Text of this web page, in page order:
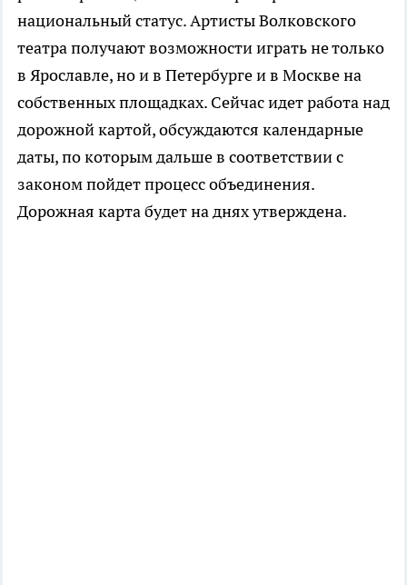
национальный статус. Артисты Волковского
театра получают возможности играть не только
в Ярославле, но и в Петербурге и в Москве на
собственных площадках. Сейчас идет работа над
дорожной картой, обсуждаются календарные
даты, по которым дальше в соответствии с
законом пойдет процесс объединения.
Дорожная карта будет на днях утверждена.